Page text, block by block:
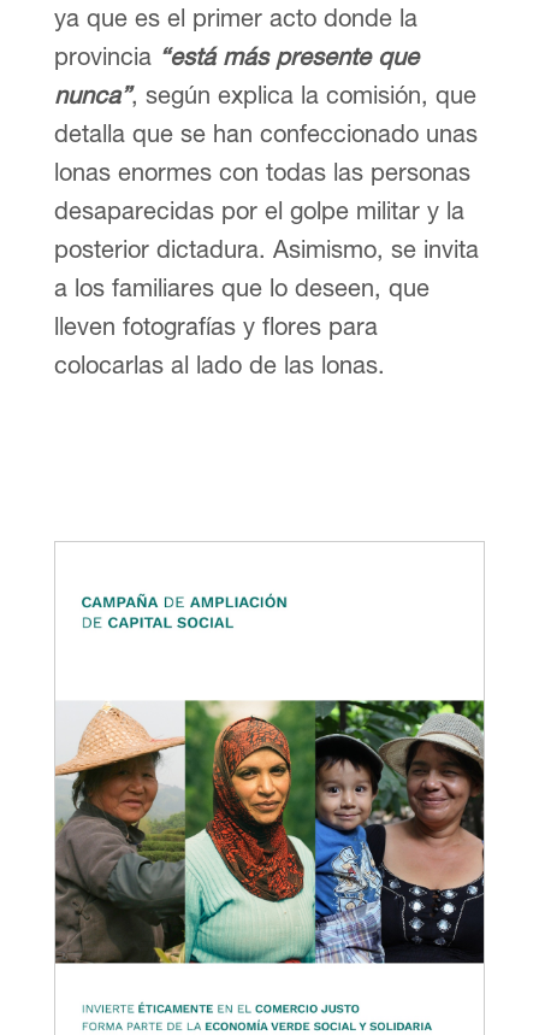
ya que es el primer acto donde la
provincia “está más presente que
nunca”, según explica la comisión, que
detalla que se han confeccionado unas
lonas enormes con todas las personas
desaparecidas por el golpe militar y la
posterior dictadura. Asimismo, se invita
a los familiares que lo deseen, que
lleven fotografías y flores para
colocarlas al lado de las lonas.